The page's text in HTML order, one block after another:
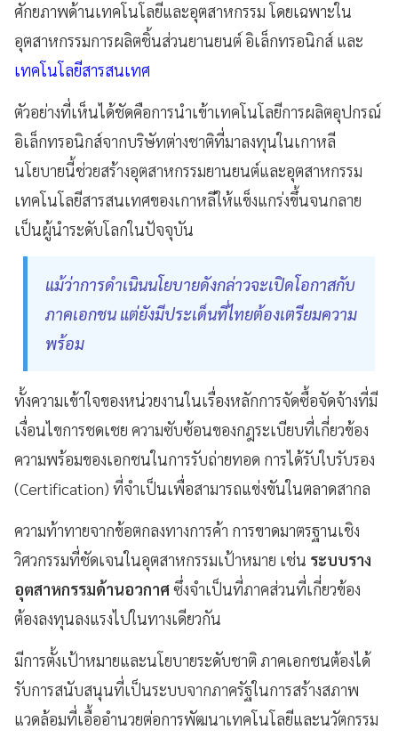
ศักยภาพด้านเทคโนโลยีและอุตสาหกรรม โดยเฉพาะใน
อุตสาหกรรมการผลิตชิ้นส่วนยานยนต์ อิเล็กทรอนิกส์ และ
เทคโนโลยีสารสนเทศ
ตัวอย่างที่เห็นได้ชัดคือการนำเข้าเทคโนโลยีการผลิตอุปกรณ์
อิเล็กทรอนิกส์จากบริษัทต่างชาติที่มาลงทุนในเกาหลี
นโยบายนี้ช่วยสร้างอุตสาหกรรมยานยนต์และอุตสาหกรรม
เทคโนโลยีสารสนเทศของเกาหลีให้แข็งแกร่งขึ้นจนกลาย
เป็นผู้นำระดับโลกในปัจจุบัน
แม้ว่าการดำเนินนโยบายดังกล่าวจะเปิดโอกาสกับ
ภาคเอกชน แต่ยังมีประเด็นที่ไทยต้องเตรียมความ
พร้อม
ทั้งความเข้าใจของหน่วยงานในเรื่องหลักการจัดซื้อจัดจ้างที่มี
เงื่อนไขการชดเชย ความซับซ้อนของกฎระเบียบที่เกี่ยวข้อง
ความพร้อมของเอกชนในการรับถ่ายทอด การได้รับใบรับรอง
(Certification) ที่จำเป็นเพื่อสามารถแข่งขันในตลาดสากล
ความท้าทายจากข้อตกลงทางการค้า การขาดมาตรฐานเชิง
วิศวกรรมที่ชัดเจนในอุตสาหกรรมเป้าหมาย เช่น ระบบราง
อุตสาหกรรมด้านอวกาศซึ่งจำเป็นที่ภาคส่วนที่เกี่ยวข้อง
ต้องลงทุนลงแรงไปในทางเดียวกัน
มีการตั้งเป้าหมายและนโยบายระดับชาติ ภาคเอกชนต้องได้
รับการสนับสนุนที่เป็นระบบจากภาครัฐในการสร้างสภาพ
แวดล้อมที่เอื้ออำนวยต่อการพัฒนาเทคโนโลยีและนวัตกรรม